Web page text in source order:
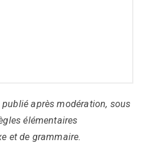
après modération, sous
élémentaires
et de grammaire.